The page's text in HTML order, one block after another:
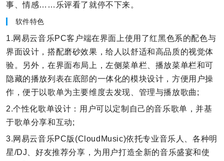
事、情感……乐评看了就停不下来。
软件特色
1.网易云音乐PC客户端在界面上使用了红黑色系的配色与
界面设计，搭配磨砂效果，给人以舒适和高品质的视觉体
验。另外，在界面布局上，左侧菜单栏、播放菜单栏和可
隐藏的播放列表在底部的一体化的模块设计，方便用户操
作，便于以歌单为主要维度去发现、管理与播放歌曲;
2.个性化歌单设计：用户可以定制自己的音乐歌单，并基
于歌单分享和互动;
3.网易云音乐PC版(CloudMusic)依托专业音乐人、各种明
星/DJ、好友推荐分享，为用户打造全新的音乐盛宴和使